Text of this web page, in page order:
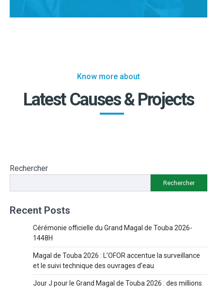
Know more about
Latest Causes & Projects
Rechercher
Rechercher
Recent Posts
Cérémonie officielle du Grand Magal de Touba 2026-
1448H
Magal de Touba 2026 : L’OFOR accentue la surveillance
et le suivi technique des ouvrages d’eau
Jour J pour le Grand Magal de Touba 2026 : des millions